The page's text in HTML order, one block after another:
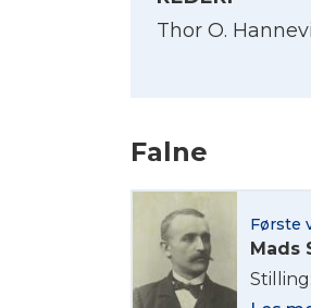
Thor O.
Falne
Første
Mads